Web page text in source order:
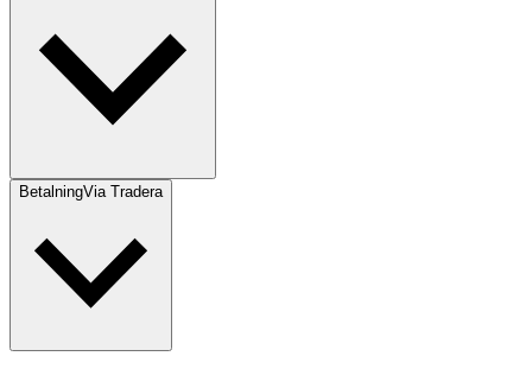
BetalningVia Tradera